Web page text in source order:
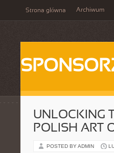
Strona główna Archiwum
UNLOCKING
POLISH ART
POSTED BY ADMIN